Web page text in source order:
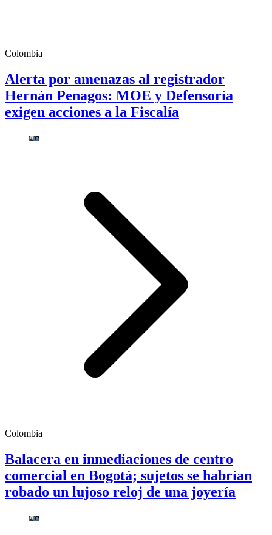
Colombia
Alerta por amenazas al registrador
Hernán Penagos: MOE y Defensoría
exigen acciones a la Fiscalía
Colombia
Balacera en inmediaciones de centro
comercial en Bogotá; sujetos se habrían
robado un lujoso reloj de una joyería